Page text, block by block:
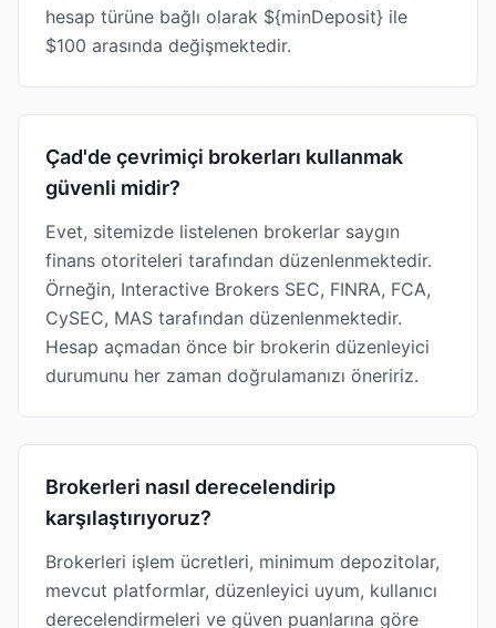
hesap türüne bağlı olarak ${minDeposit} ile
$100 arasında değişmektedir.
Çad'de çevrimiçi brokerları kullanmak
güvenli midir?
Evet, sitemizde listelenen brokerlar saygın
finans otoriteleri tarafından düzenlenmektedir.
Örneğin, Interactive Brokers SEC, FINRA, FCA,
CySEC, MAS tarafından düzenlenmektedir.
Hesap açmadan önce bir brokerin düzenleyici
durumunu her zaman doğrulamanızı öneririz.
Brokerleri nasıl derecelendirip
karşılaştırıyoruz?
Brokerleri işlem ücretleri, minimum depozitolar,
mevcut platformlar, düzenleyici uyum, kullanıcı
derecelendirmeleri ve güven puanlarına göre